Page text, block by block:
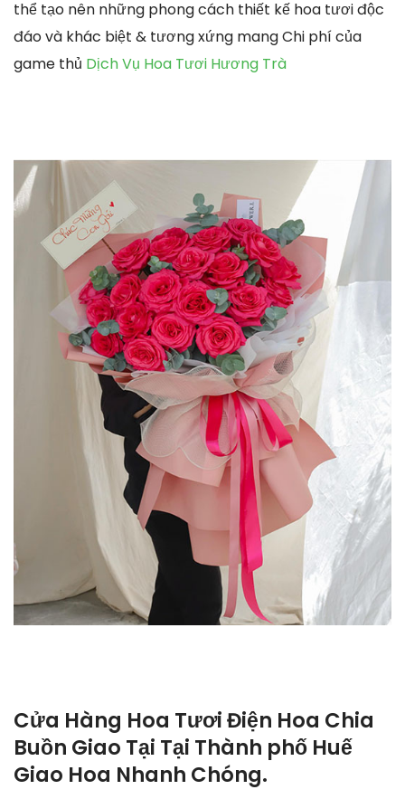
thể tạo nên những phong cách thiết kế hoa tươi độc
đáo và khác biệt & tương xứng mang Chi phí của
game thủ Dịch Vụ Hoa Tươi Hương Trà
Cửa Hàng Hoa Tươi Điện Hoa Chia
Buồn Giao Tại Tại Thành phố Huế
Giao Hoa Nhanh Chóng.